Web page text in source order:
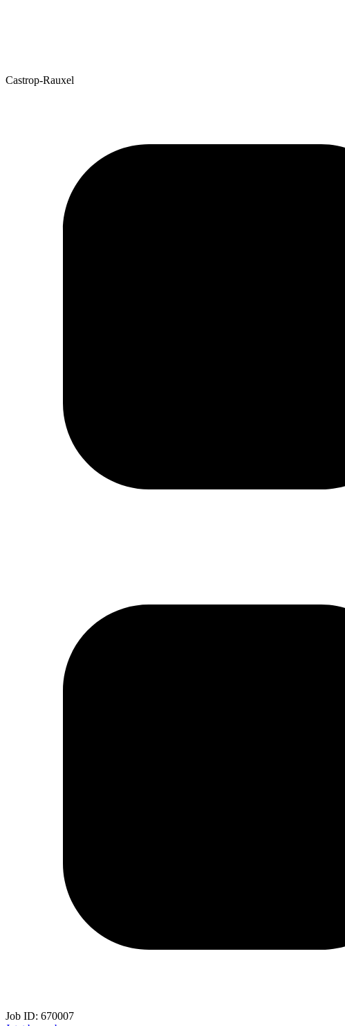
Castrop-Rauxel
Job ID: 670007